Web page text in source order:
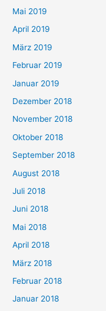
Mai 2019
April 2019
März 2019
Februar 2019
Januar 2019
Dezember 2018
November 2018
Oktober 2018
September 2018
August 2018
Juli 2018
Juni 2018
Mai 2018
April 2018
März 2018
Februar 2018
Januar 2018